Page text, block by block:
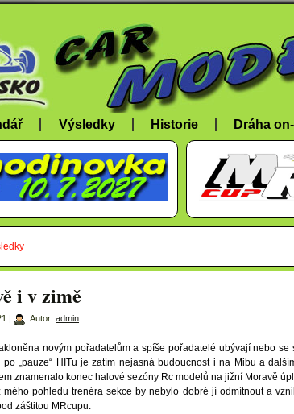
Výsledky Historie Dráha
i v zimě
Autor: admin
novým pořadatelům a spíše pořadatelé ubývají nebo
„pauze“ HITu je zatím nejasná budoucnost i na Mibu a
znamenalo konec halové sezóny Rc modelů na jižní Moravě
mého pohledu trenéra sekce by nebylo dobré jí odmítnout a
záštitou MRcupu.